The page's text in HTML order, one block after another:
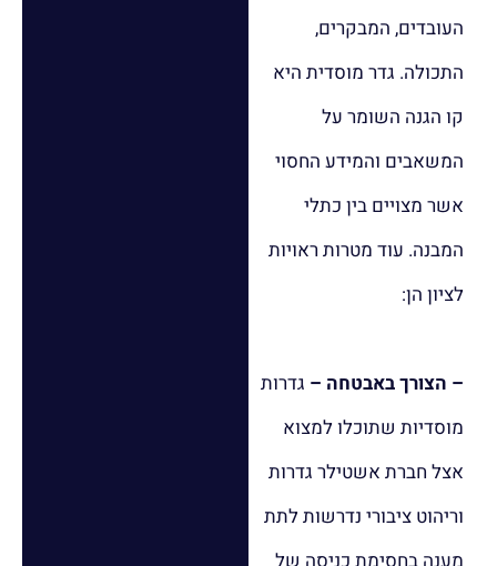
העובדים, המבקרים,
התכולה. גדר מוסדית היא
קו הגנה השומר על
המשאבים והמידע החסוי
אשר מצויים בין כתלי
המבנה. עוד מטרות ראויות
לציון הן:
– הצורך באבטחה – גדרות
מוסדיות שתוכלו למצוא
אצל חברת אשטילר גדרות
וריהוט ציבורי נדרשות לתת